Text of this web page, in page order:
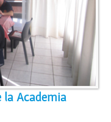
la Academia